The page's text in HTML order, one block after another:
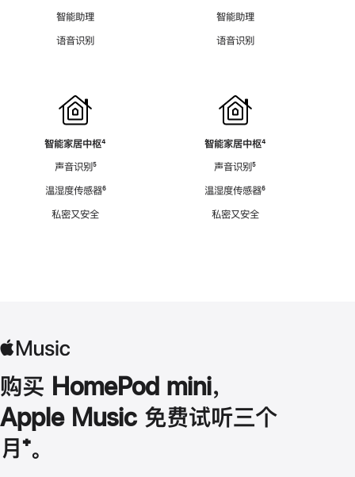
智能助理
语音识别
智能家居中枢脚
⁴
声音识别脚
⁵
温湿度传感器脚
⁶
私密又安全
智能助理
语音识别
智能家居中枢脚
⁴
声音识别脚
⁵
温湿度传感器脚
⁶
私密又安全
购买 HomePod mini，
Apple Music 免费试听三个
月 脚
⁺。